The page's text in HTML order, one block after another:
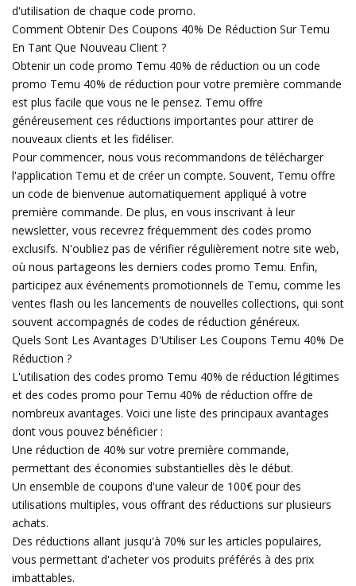
d'utilisation de chaque code promo.
Comment Obtenir Des Coupons 40% De Réduction Sur Temu
En Tant Que Nouveau Client ?
Obtenir un code promo Temu 40% de réduction ou un code
promo Temu 40% de réduction pour votre première commande
est plus facile que vous ne le pensez. Temu offre
généreusement ces réductions importantes pour attirer de
nouveaux clients et les fidéliser.
Pour commencer, nous vous recommandons de télécharger
l'application Temu et de créer un compte. Souvent, Temu offre
un code de bienvenue automatiquement appliqué à votre
première commande. De plus, en vous inscrivant à leur
newsletter, vous recevrez fréquemment des codes promo
exclusifs. N'oubliez pas de vérifier régulièrement notre site web,
où nous partageons les derniers codes promo Temu. Enfin,
participez aux événements promotionnels de Temu, comme les
ventes flash ou les lancements de nouvelles collections, qui sont
souvent accompagnés de codes de réduction généreux.
Quels Sont Les Avantages D'Utiliser Les Coupons Temu 40% De
Réduction ?
L'utilisation des codes promo Temu 40% de réduction légitimes
et des codes promo pour Temu 40% de réduction offre de
nombreux avantages. Voici une liste des principaux avantages
dont vous pouvez bénéficier :
Une réduction de 40% sur votre première commande,
permettant des économies substantielles dès le début.
Un ensemble de coupons d'une valeur de 100€ pour des
utilisations multiples, vous offrant des réductions sur plusieurs
achats.
Des réductions allant jusqu'à 70% sur les articles populaires,
vous permettant d'acheter vos produits préférés à des prix
imbattables.